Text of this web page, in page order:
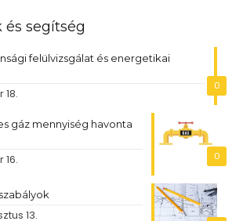
segítség
0
felülvizsgálat és energetikai
18.
0
gáz mennyiség havonta
16.
13.